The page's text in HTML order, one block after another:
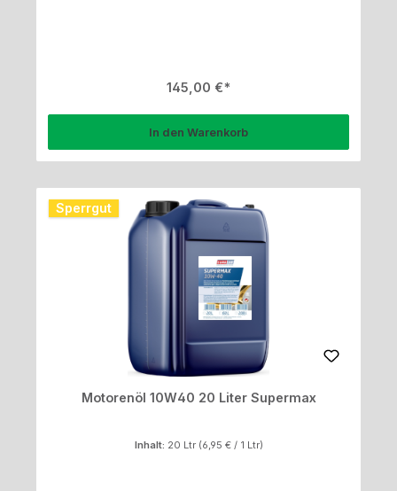
Regulärer Preis:
145,00 €
In den Warenkorb
Sperrgut
Motorenöl 10W40 20 Liter Supermax
Inhalt: 20 Ltr (6,95 € / 1 Ltr)